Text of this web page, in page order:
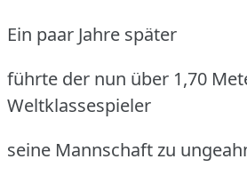
Ein paar Jahre später
führte der nun über 1,70
Weltklassespieler
seine Mannschaft zu